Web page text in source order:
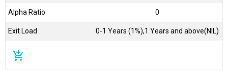
Alpha Ratio 0
Exit Load 0-1 Years (1%),1 Years and above(NIL)
add_shopping_cart